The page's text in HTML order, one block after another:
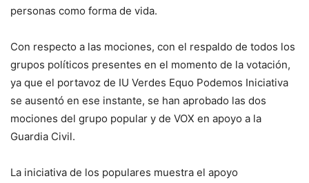
personas como forma de vida.
Con respecto a las mociones, con el respaldo de todos los
grupos políticos presentes en el momento de la votación,
ya que el portavoz de IU Verdes Equo Podemos Iniciativa
se ausentó en ese instante, se han aprobado las dos
mociones del grupo popular y de VOX en apoyo a la
Guardia Civil.
La iniciativa de los populares muestra el apoyo